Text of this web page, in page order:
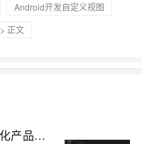
Android开发自定义视图
> 正文
【02】建立各项目录和页面标准化产品-vue+vite开发实战-做一个非常漂亮的APP下载落地页-支持PC和H5自适应提供安卓苹果鸿蒙下载和网页端访问-优雅草卓伊凡